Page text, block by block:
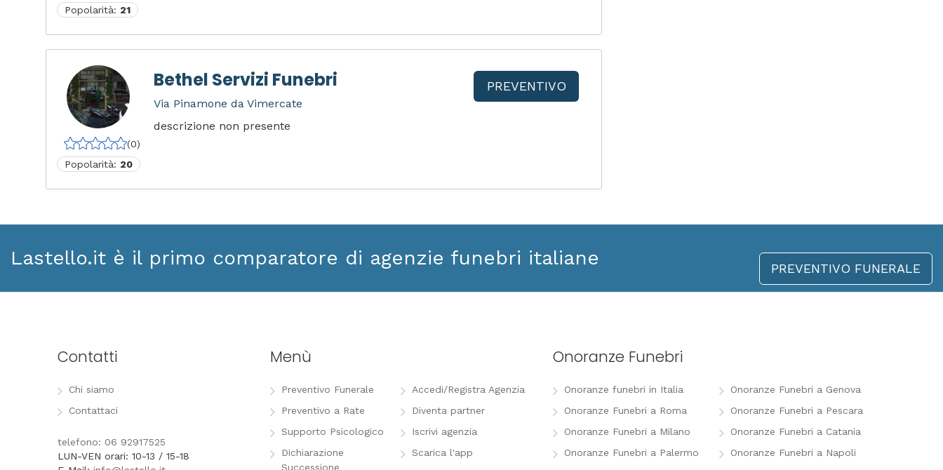
Popolarità: 21
(0)
Popolarità: 20
Bethel Servizi Funebri
Via Pinamone da Vimercate
descrizione non presente
PREVENTIVO
Lastello.it è il primo comparatore di agenzie funebri italiane PREVENTIVO FUNERALE
Contatti
Chi siamo
Contattaci
telefono: 06 92917525
LUN-VEN orari: 10-13 / 15-18
Menù
Preventivo Funerale
Preventivo a Rate
Supporto Psicologico
Dichiarazione
Successione
Accedi/Registra Agenzia
Diventa partner
Iscrivi agenzia
Scarica l'app
Onoranze Funebri
Onoranze funebri in Italia
Onoranze Funebri a Roma
Onoranze Funebri a Milano
Onoranze Funebri a Palermo
Onoranze Funebri a Genova
Onoranze Funebri a Pescara
Onoranze Funebri a Catania
Onoranze Funebri a Napoli